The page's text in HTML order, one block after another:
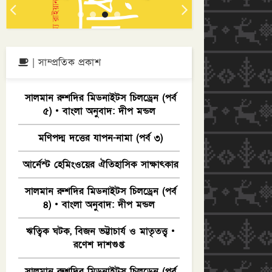
| সাম্প্রতিক প্রকাশ
সালমান রুশদির মিডনাইটস চিলড্রেন (পর্ব
৫) • বাংলা অনুবাদ: দীপ মন্ডল
মণিপদ্ম দত্তের যাপন-নামা (পর্ব ৩)
আর্নেস্ট হেমিংওয়ের ঐতিহাসিক সাক্ষাৎকার
সালমান রুশদির মিডনাইটস চিলড্রেন (পর্ব
৪) • বাংলা অনুবাদ: দীপ মন্ডল
ঋত্বিক ঘটক, বিজন ভট্টাচার্য ও মাতৃতত্ত্ব •
রণেশ দাশগুপ্ত